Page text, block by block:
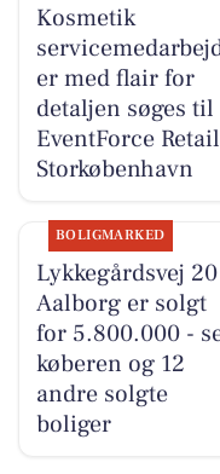
Kosmetik
er med flair for
detaljen søges til
EventForce
Storkøbenhavn
BOLIGMARKED
Lykkegårdsvej
Aalborg er solgt
for 5.800.000 -
køberen og 12
andre solgte
boliger